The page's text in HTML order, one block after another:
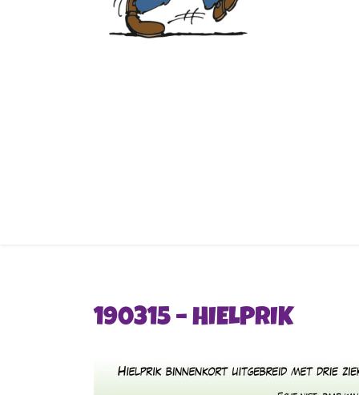
190315 – HIELPRIK